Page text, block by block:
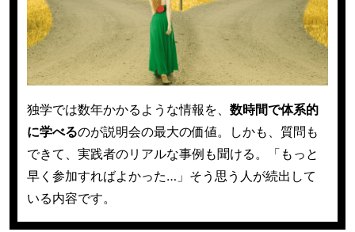
独学では数年かかるような情報を、 数時間で体系的
に学べるのが説明会の最大の価値。
しかも、質問も
できて、実践者のリアルな事例も聞ける。
「もっと
早く参加すればよかった…」そう思う人が続出して
いる内容です。